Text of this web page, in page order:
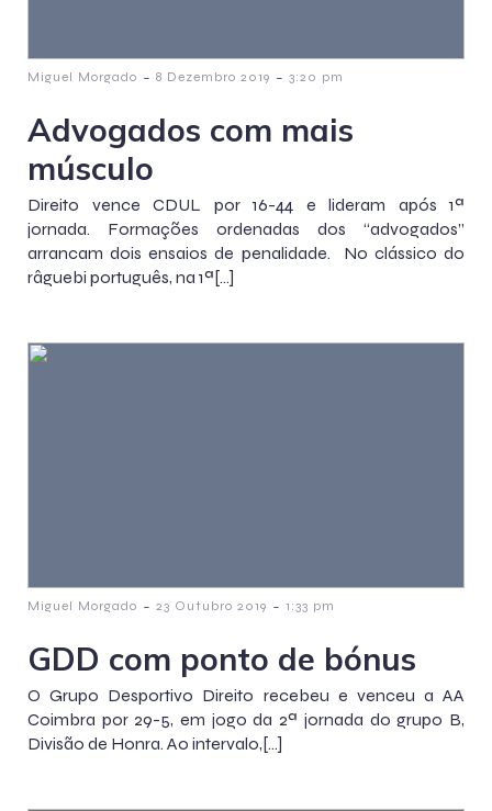
Miguel Morgado - 8 Dezembro 2019 - 3:20 pm
Advogados com mais
músculo
Direito vence CDUL por 16-44 e lideram após 1ª
jornada. Formações ordenadas dos “advogados”
arrancam dois ensaios de penalidade. No clássico do
râguebi português, na 1ª[…]
Miguel Morgado - 23 Outubro 2019 - 1:33 pm
GDD com ponto de bónus
O Grupo Desportivo Direito recebeu e venceu a AA
Coimbra por 29-5, em jogo da 2ª jornada do grupo B,
Divisão de Honra. Ao intervalo,[…]